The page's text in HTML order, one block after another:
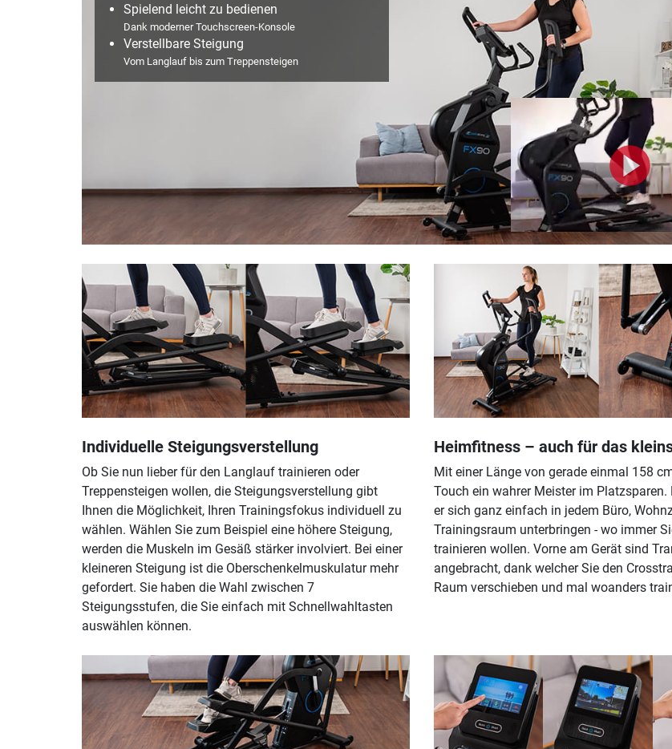
Spielend leicht zu bedienen
Dank moderner Touchscreen-Konsole
Verstellbare Steigung
Vom Langlauf bis zum Treppensteigen
Individuelle Steigungsverstellung
Ob Sie nun lieber für den Langlauf trainieren oder
Treppensteigen wollen, die Steigungsverstellung gibt
Ihnen die Möglichkeit, Ihren Trainingsfokus individuell zu
wählen. Wählen Sie zum Beispiel eine höhere Steigung,
werden die Muskeln im Gesäß stärker involviert. Bei einer
kleineren Steigung ist die Oberschenkelmuskulatur mehr
gefordert. Sie haben die Wahl zwischen 7
Steigungsstufen, die Sie einfach mit Schnellwahltasten
auswählen können.
Heimfitness – auch für das
Mit einer Länge von gerade einmal 158
Touch ein wahrer Meister im
er sich ganz einfach in jedem Büro,
Trainingsraum unterbringen - wo immer
trainieren wollen. Vorne am Gerät sind
angebracht, dank welcher Sie den
Raum verschieben und mal woanders